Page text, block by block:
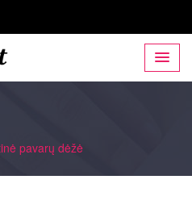
pavarų dėžė